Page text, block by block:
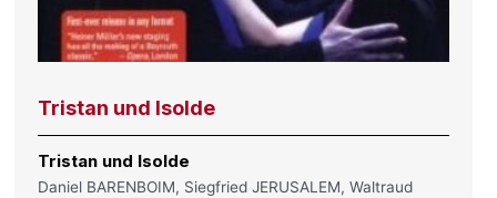
Tristan und Isolde
Tristan und Isolde
Daniel BARENBOIM, Siegfried JERUSALEM, Waltraud